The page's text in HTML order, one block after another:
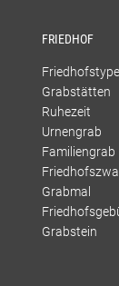
FRIEDHOF
Grabstätten
Ruhezeit
Urnengrab
Familiengrab
Grabmal
Grabstein